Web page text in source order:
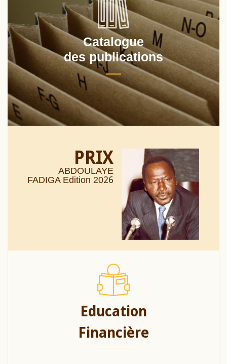
Catalogue
des publications
PRIX
ABDOULAYE
FADIGA Edition 2026
Education
Financière